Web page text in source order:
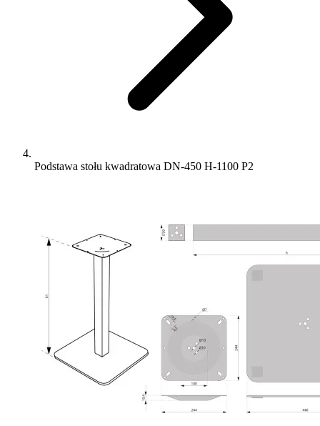
Podstawa stołu kwadratowa DN-450 H-1100 P2